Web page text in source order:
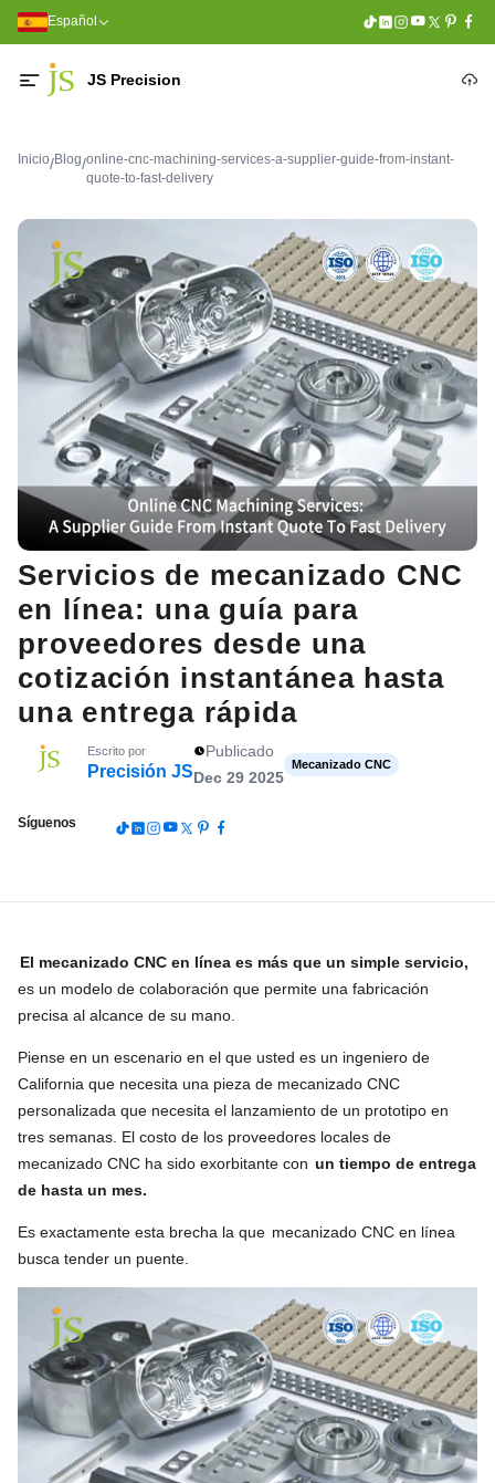
Español
JS Precision
Inicio/Blog/online-cnc-machining-services-a-supplier-guide-from-instant-
quote-to-fast-delivery
Servicios de mecanizado CNC
en línea: una guía para
proveedores desde una
cotización instantánea hasta
una entrega rápida
Escrito por
Precisión JS
Publicado
Dec 29 2025
Mecanizado CNC
Síguenos
El mecanizado CNC en línea es más que un simple servicio,
es un modelo de colaboración que permite una fabricación
precisa al alcance de su mano.
Piense en un escenario en el que usted es un ingeniero de
California que necesita una pieza de mecanizado CNC
personalizada que necesita el lanzamiento de un prototipo en
tres semanas. El costo de los proveedores locales de
mecanizado CNC ha sido exorbitante con un tiempo de entrega
de hasta un mes.
Es exactamente esta brecha la que mecanizado CNC en línea
busca tender un puente.